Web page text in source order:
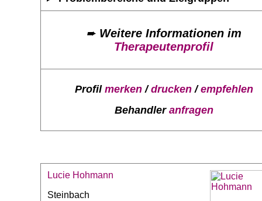
➨ Weitere Informationen im
Therapeutenprofil
Profil merken/drucken/empfehlen
Behandler anfragen
Lucie Hohmann
Steinbach